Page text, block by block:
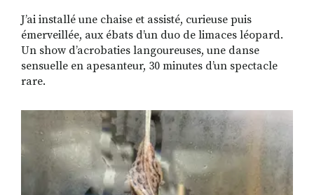
FACEBOOKINSTAGRAM
LINKEDINYOUTUBE
J’ai installé une chaise et assisté, curieuse puis
émerveillée, aux ébats d’un duo de limaces léopard.
Un show d’acrobaties langoureuses, une danse
sensuelle en apesanteur, 30 minutes d’un spectacle
rare.